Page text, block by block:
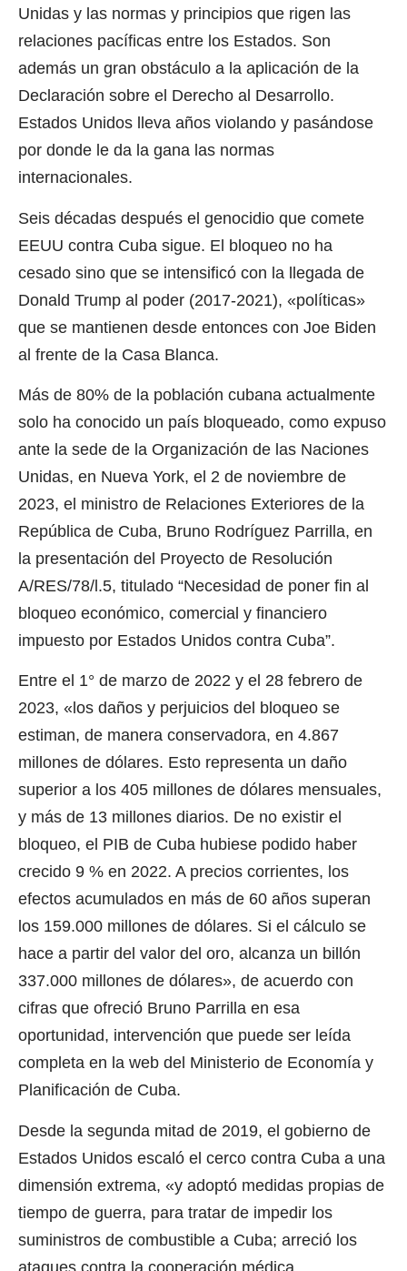
Unidas y las normas y principios que rigen las
relaciones pacíficas entre los Estados. Son
además un gran obstáculo a la aplicación de la
Declaración sobre el Derecho al Desarrollo.
Estados Unidos lleva años violando y pasándose
por donde le da la gana las normas
internacionales.
Seis décadas después el genocidio que comete
EEUU contra Cuba sigue. El bloqueo no ha
cesado sino que se intensificó con la llegada de
Donald Trump al poder (2017-2021), «políticas»
que se mantienen desde entonces con Joe Biden
al frente de la Casa Blanca.
Más de 80% de la población cubana actualmente
solo ha conocido un país bloqueado, como expuso
ante la sede de la Organización de las Naciones
Unidas, en Nueva York, el 2 de noviembre de
2023, el ministro de Relaciones Exteriores de la
República de Cuba, Bruno Rodríguez Parrilla, en
la presentación del Proyecto de Resolución
A/RES/78/l.5, titulado “Necesidad de poner fin al
bloqueo económico, comercial y financiero
impuesto por Estados Unidos contra Cuba”.
Entre el 1° de marzo de 2022 y el 28 febrero de
2023, «los daños y perjuicios del bloqueo se
estiman, de manera conservadora, en 4.867
millones de dólares. Esto representa un daño
superior a los 405 millones de dólares mensuales,
y más de 13 millones diarios. De no existir el
bloqueo, el PIB de Cuba hubiese podido haber
crecido 9 % en 2022. A precios corrientes, los
efectos acumulados en más de 60 años superan
los 159.000 millones de dólares. Si el cálculo se
hace a partir del valor del oro, alcanza un billón
337.000 millones de dólares», de acuerdo con
cifras que ofreció Bruno Parrilla en esa
oportunidad, intervención que puede ser leída
completa en la web del Ministerio de Economía y
Planificación de Cuba.
Desde la segunda mitad de 2019, el gobierno de
Estados Unidos escaló el cerco contra Cuba a una
dimensión extrema, «y adoptó medidas propias de
tiempo de guerra, para tratar de impedir los
suministros de combustible a Cuba; arreció los
ataques contra la cooperación médica